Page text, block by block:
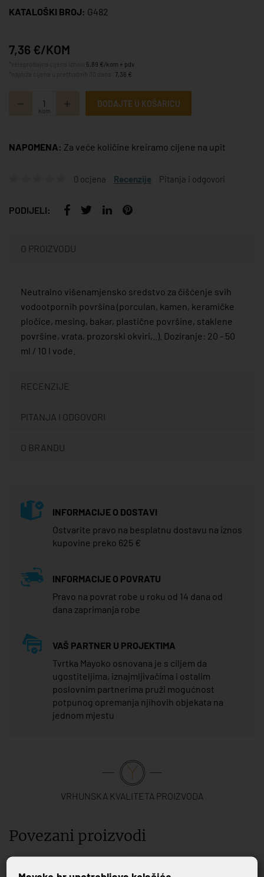
KATALOŠKI BROJ: G482
7,36 €/KOM
5,89 €/kom + pdv
7,36 €
kom
DODAJTE U KOŠARICU
NAPOMENA: Za veće količine kreiramo cijene na upit
0 ocjena Recenzije Pitanja i odgovori
PODIJELI:
O PROIZVODU
Neutralno višenamjensko sredstvo za čišćenje svih
vodootpornih površina (porculan, kamen, keramičke
pločice, mesing, bakar, plastične površine, staklene
površine, vrata, prozorski okviri,..). Doziranje: 20 - 50
ml / 10 l vode.
RECENZIJE
PITANJA I ODGOVORI
O BRANDU
INFORMACIJE O DOSTAVI
Ostvarite pravo na besplatnu dostavu na iznos
kupovine preko 625 €
INFORMACIJE O POVRATU
Pravo na povrat robe u roku od 14 dana od
dana zaprimanja robe
VAŠ PARTNER U PROJEKTIMA
Tvrtka Mayoko osnovana je s ciljem da
ugostiteljima, iznajmljivačima i ostalim
poslovnim partnerima pruži mogućnost
potpunog opremanja njihovih objekata na
jednom mjestu
VRHUNSKA KVALITETA PROIZVODA
Povezani proizvodi